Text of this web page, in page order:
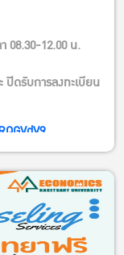
า 08.30-12.00 น.
ปิดรับการลงทะเบียน